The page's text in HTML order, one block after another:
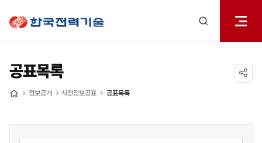
열기
공표목록
정보공개 사전정보공표 공표목록